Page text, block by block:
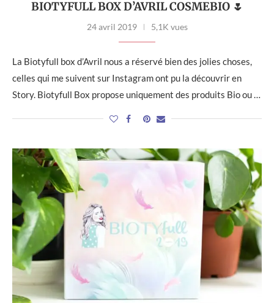
BIOTYFULL BOX D’AVRIL COSMEBIO 🌷
24 avril 2019 5,1K vues
La Biotyfull box d’Avril nous a réservé bien des jolies choses,
celles qui me suivent sur Instagram ont pu la découvrir en
Story. Biotyfull Box propose uniquement des produits Bio ou …